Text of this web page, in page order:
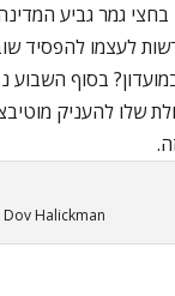
בחצי גמר גביע
בסוף השבוע
שלו להעניק
Halickman